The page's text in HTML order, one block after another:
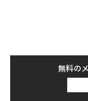
無料の